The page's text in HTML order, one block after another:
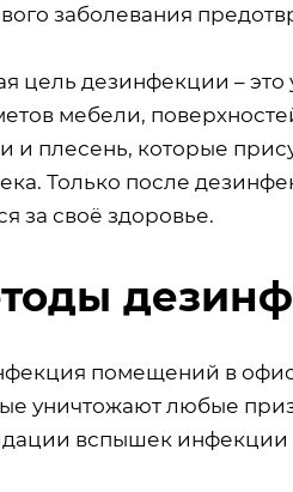
заболевания
цель дезинфекции –
мебели,
и плесень, которые
Только после
за своё здоровье.
помещений в
уничтожают любые
вспышек инфекции